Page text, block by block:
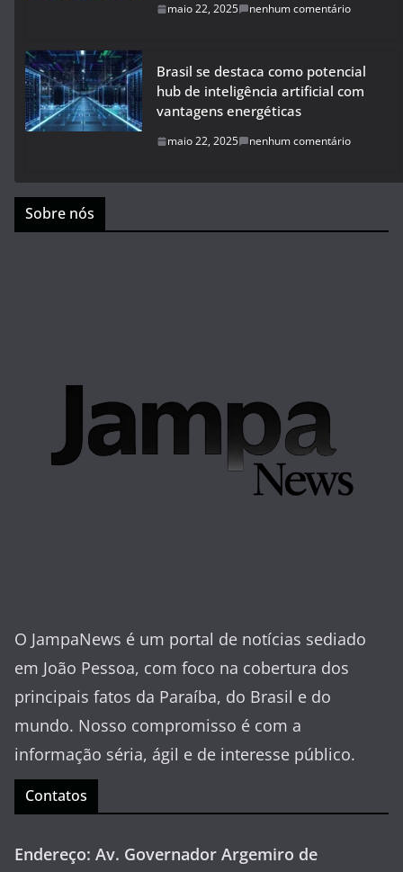
maio 22, 2025 nenhum comentário
Brasil se destaca como potencial
hub de inteligência artificial com
vantagens energéticas
maio 22, 2025 nenhum comentário
Sobre nós
O JampaNews é um portal de notícias sediado
em João Pessoa, com foco na cobertura dos
principais fatos da Paraíba, do Brasil e do
mundo. Nosso compromisso é com a
informação séria, ágil e de interesse público.
Contatos
Endereço: Av. Governador Argemiro de